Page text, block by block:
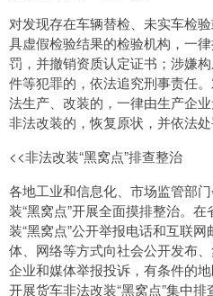
对发现存在车辆替检、未实车检
具虚假检验结果的检验机构，一
罚，并撤销资质认定证书；涉嫌
件等犯罪的，依法追究刑事责任
法生产、改装的，一律由生产企
非法改装的，恢复原状，并依法处
<<非法改装“黑窝点”排查整治
各地工业和信息化、市场监管部
装“黑窝点”开展全面摸排整治。
装“黑窝点”公开举报电话和互联
体、网络等方式向社会公开发布
企业和媒体举报投诉，有条件的
开展货车非法改装“黑窝点”集中